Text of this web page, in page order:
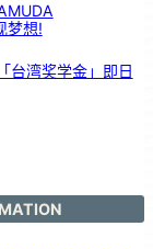
梦想!
台湾奖学金」即日